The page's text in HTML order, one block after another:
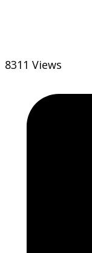
8311 Views